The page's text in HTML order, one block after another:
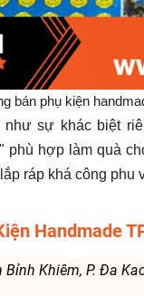
bán phụ kiện
sự khác biệt
phù hợp làm quà
ráp khá công phu
Handmade
Khiêm, P. Đa